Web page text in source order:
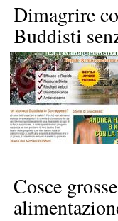
Dimagrire
Buddisti
Cosce